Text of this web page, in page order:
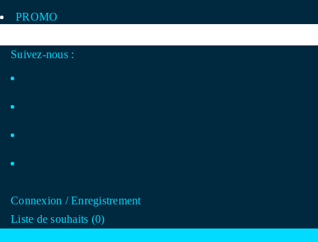
PROMO
Suivez-nous :
Connexion /Enregistrement
Liste de souhaits (0)